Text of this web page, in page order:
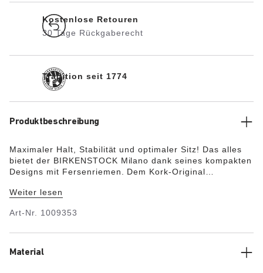
Kostenlose Retouren
30 Tage Rückgaberecht
Tradition seit 1774
Produktbeschreibung
Maximaler Halt, Stabilität und optimaler Sitz! Das alles
bietet der BIRKENSTOCK Milano dank seines kompakten
Designs mit Fersenriemen. Dem Kork-Original
besonders leichten, flexiblen Material EVA. Der
Kunststoff ist schockabsorbierend, wasserfest und
Spa-Bereich.
Weiter lesen
Art-Nr. 1009353
Material